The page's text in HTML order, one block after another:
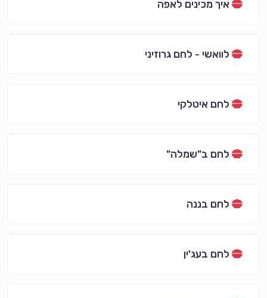
איך מכינים לאפה
לוואשי - לחם גרוזיני
לחם איטלקי
לחם ב"שמלה"
לחם בננה
לחם בעג'ין